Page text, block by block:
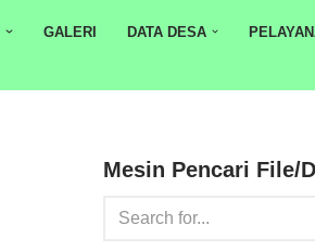
GALERI DATA DESA
Mesin Pencari File/